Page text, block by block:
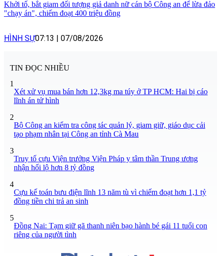
Khởi tố, bắt giam đối tượng giả danh nữ cán bộ Công an để lừa đảo
"chạy án", chiếm đoạt 400 triệu đồng
HÌNH SỰ07:13 | 07/08/2026
TIN ĐỌC NHIỀU
1
Xét xử vụ mua bán hơn 12,3kg ma túy ở TP HCM: Hai bị cáo
lĩnh án tử hình
2
Bộ Công an kiểm tra công tác quản lý, giam giữ, giáo dục cải
tạo phạm nhân tại Công an tỉnh Cà Mau
3
Truy tố cựu Viện trưởng Viện Pháp y tâm thần Trung ương
nhận hối lộ hơn 8 tỷ đồng
4
Cựu kế toán bưu điện lĩnh 13 năm tù vì chiếm đoạt hơn 1,1 tỷ
đồng tiền chi trả an sinh
5
Đồng Nai: Tạm giữ gã thanh niên bạo hành bé gái 11 tuổi con
riêng của người tình